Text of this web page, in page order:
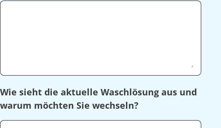
Wie sieht die aktuelle Waschlösung aus und
warum möchten Sie wechseln?